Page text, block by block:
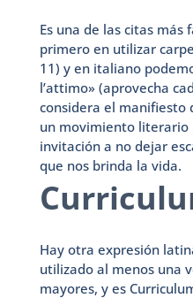
Es una de las citas más
primero en utilizar
11) y en italiano
l’attimo» (aprovecha
considera el manifiesto
un movimiento literario
invitación a no dejar
que nos brinda la vida.
Hay otra expresión
utilizado al menos una
mayores, y es